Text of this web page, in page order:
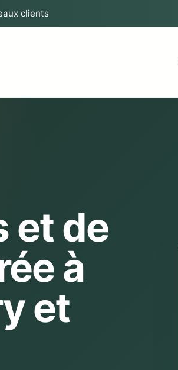
clients
et de
à
et